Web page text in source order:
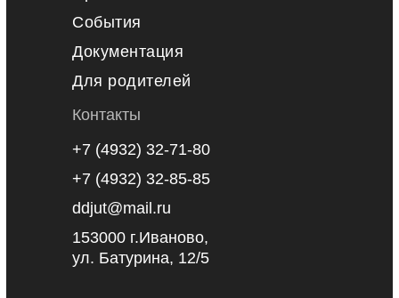
Для родителей
События
Документация
Контакты
153000 г.Иваново,
ул. Батурина, 12/5
+7 (4932) 32-71-80
+7 (4932) 32-85-85
ddjut@mail.ru